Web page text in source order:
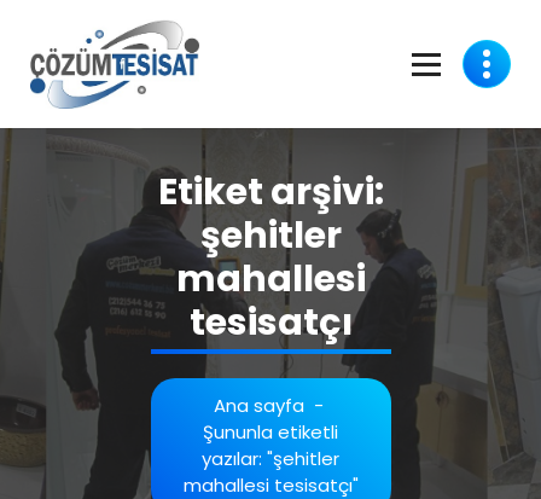
Etiket arşivi:
şehitler
mahallesi
tesisatçı
Ana sayfa-
Şununla etiketli
yazılar: "şehitler
mahallesi tesisatçı"